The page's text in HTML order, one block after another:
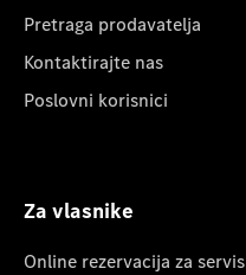
Pretraga prodavatelja
Kontaktirajte nas
Poslovni korisnici
Za vlasnike
Online rezervacija za servis